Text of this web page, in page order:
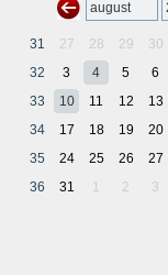
31 27 28 29 30
32
3 4 5 6
33
10 11 12 13
34
17 18 19 20
35
24 25 26 27
36
31 1 2 3